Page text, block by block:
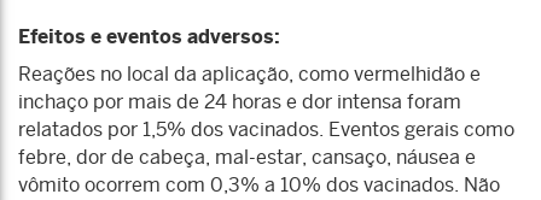
Efeitos e eventos adversos:
Reações no local da aplicação, como vermelhidão e
inchaço por mais de 24 horas e dor intensa foram
relatados por 1,5% dos vacinados. Eventos gerais como
febre, dor de cabeça, mal-estar, cansaço, náusea e
vômito ocorrem com 0,3% a 10% dos vacinados. Não